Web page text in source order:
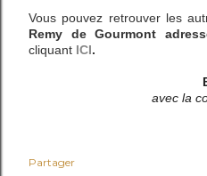
Vous pouvez retrouver les
Remy de Gourmont
cliquant ICI.
avec la
Partager